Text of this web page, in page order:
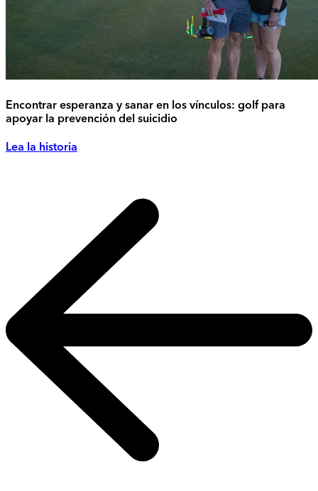
Encontrar esperanza y sanar en los vínculos: golf para
apoyar la prevención del suicidio
Lea la historia